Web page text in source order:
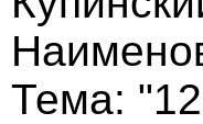
Тема: